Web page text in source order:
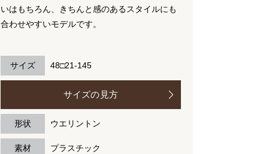
いはもちろん、きちんと感のあるスタイルにも
合わせやすいモデルです。
サイズ 48□21-145
サイズの見方
形状 ウエリントン
素材 プラスチック